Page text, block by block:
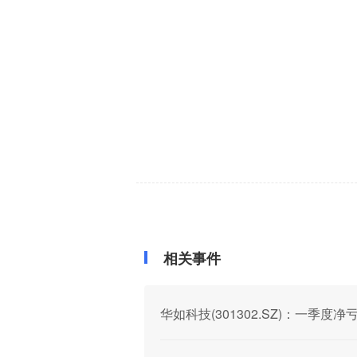
相关事件
华如科技(301302.SZ)：一季度净